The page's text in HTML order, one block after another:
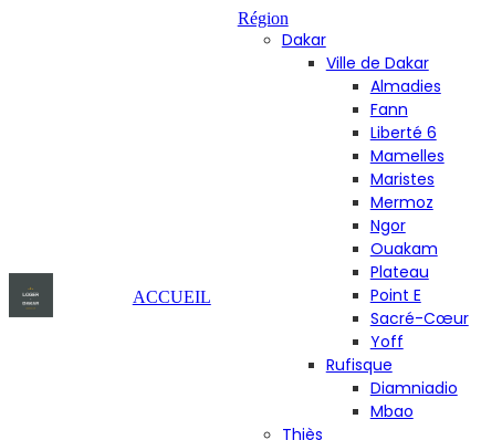
ACCUEIL
Région
Dakar
Ville de Dakar
Almadies
Fann
Liberté 6
Mamelles
Maristes
Mermoz
Ngor
Ouakam
Plateau
Point E
Sacré-Cœur
Yoff
Rufisque
Diamniadio
Mbao
Thiès